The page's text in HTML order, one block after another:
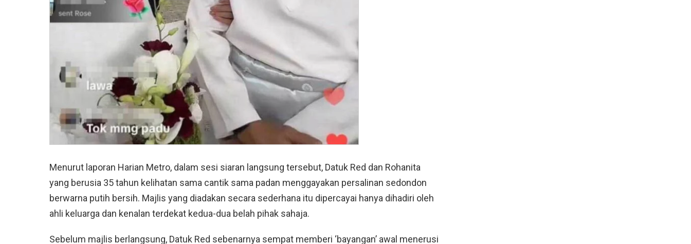
Menurut laporan Harian Metro, dalam sesi siaran langsung tersebut, Datuk Red dan Rohanita
yang berusia 35 tahun kelihatan sama cantik sama padan menggayakan persalinan sedondon
berwarna putih bersih. Majlis yang diadakan secara sederhana itu dipercayai hanya dihadiri oleh
ahli keluarga dan kenalan terdekat kedua-dua belah pihak sahaja.
Sebelum majlis berlangsung, Datuk Red sebenarnya sempat memberi ‘bayangan’ awal menerusi